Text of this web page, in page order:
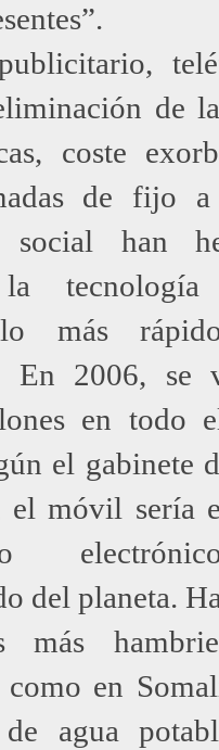
de
coste
de fijo
social han
más
En 2006, se
en todo
el gabinete
el móvil sería
del planeta.
más
como en
agua